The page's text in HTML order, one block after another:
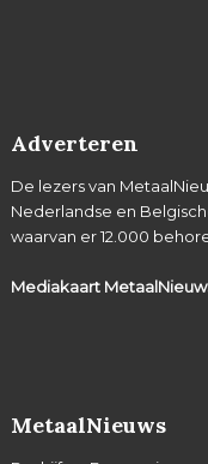
Adverteren
De lezers van
Nederlandse en
waarvan er 12.000
Mediakaart
MetaalNieuws